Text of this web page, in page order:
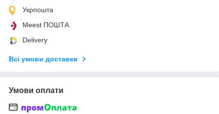
Укрпошта
Meest ПОШТА
Delivery
Всі умови доставки
Умови оплати